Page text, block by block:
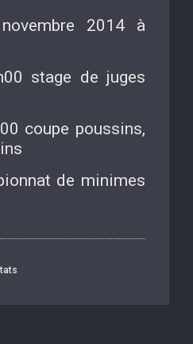
2014 à
stage de juges
coupe poussins,
de minimes